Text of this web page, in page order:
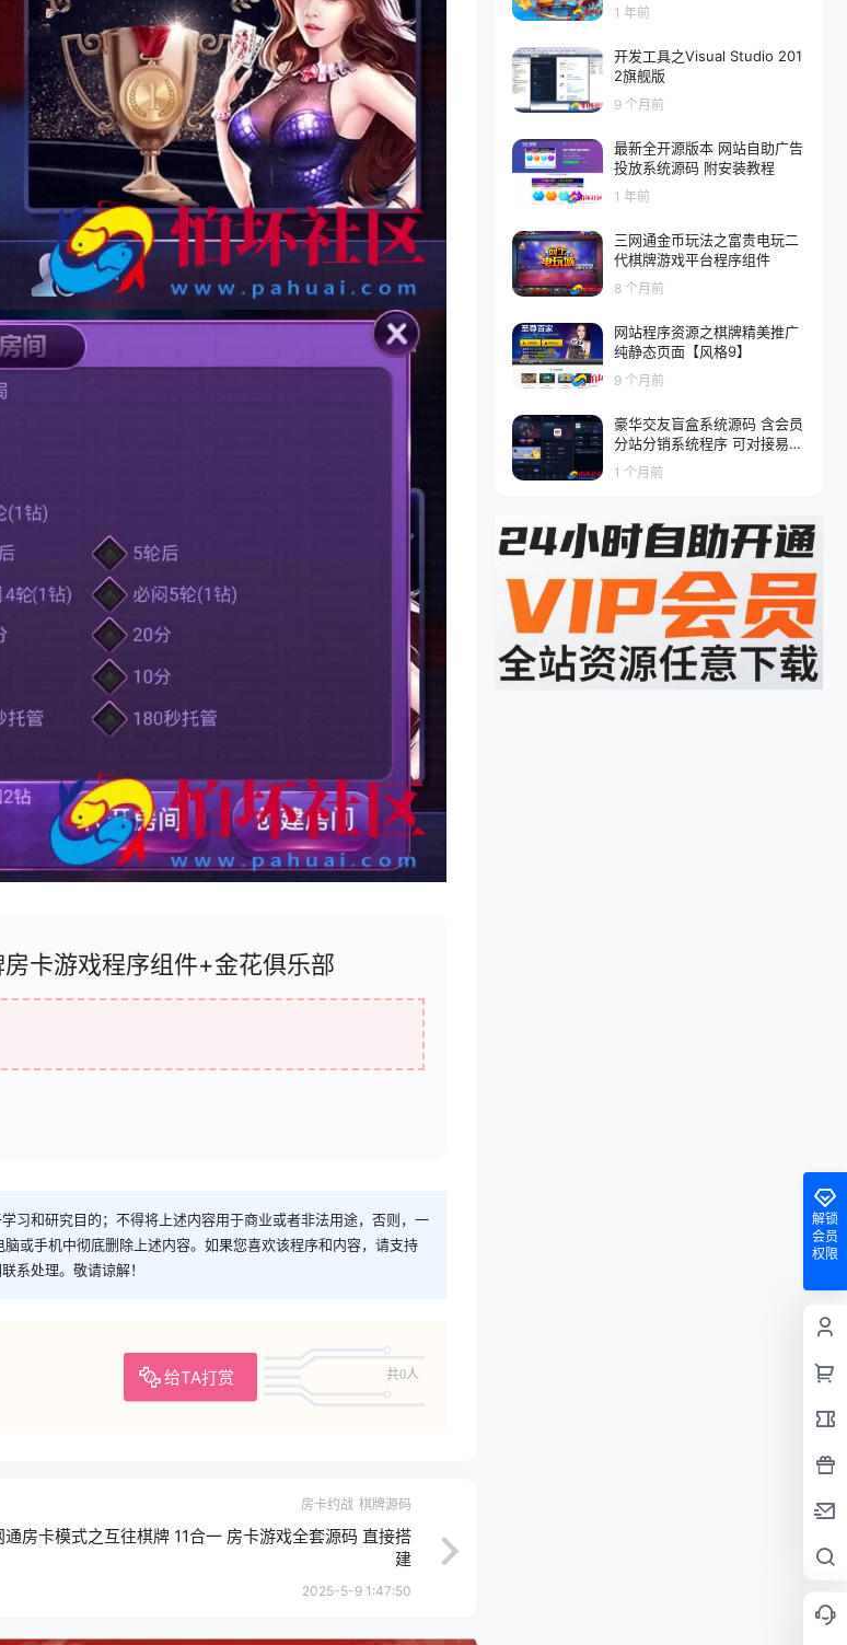
卡游戏程序组件+金花俱乐部
习和研究目的；不得将上述内容用于商业或者非法用途，否则，一
或手机中彻底删除上述内容。如果您喜欢该程序和内容，请支持
系处理。敬请谅解！
给TA打赏 共0人
房卡约战 棋牌源码
通房卡模式之互往棋牌 11合一 房卡游戏全套源码 直接搭
建
2025-5-9 1:47:50
1 年前
开发工具之Visual Studio 201
2旗舰版
9 个月前
最新全开源版本 网站自助广告
投放系统源码 附安装教程
1 年前
三网通金币玩法之富贵电玩二
代棋牌游戏平台程序组件
8 个月前
网站程序资源之棋牌精美推广
纯静态页面【风格9】
9 个月前
豪华交友盲盒系统源码 含会员
分站分销系统程序 可对接易支
1 个月前
解锁
会员
权限